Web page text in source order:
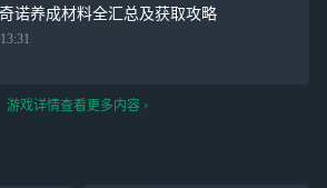
诺养成材料全汇总及获取攻略
游戏详情查看更多内容